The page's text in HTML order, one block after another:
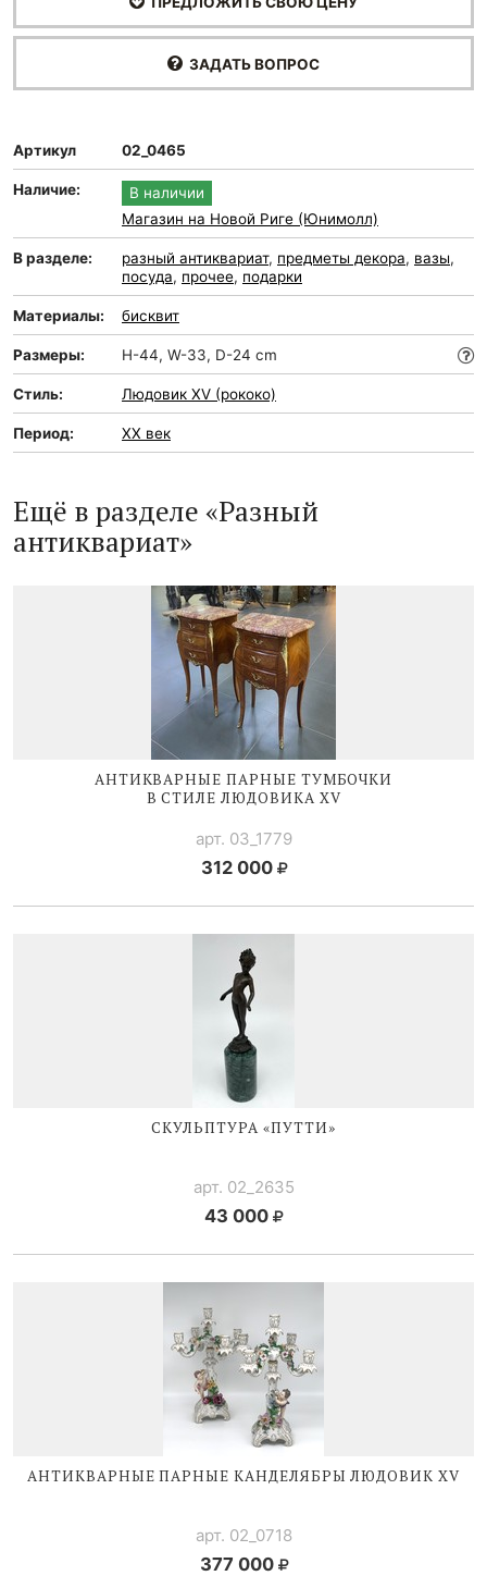
ЗАДАТЬ ВОПРОС
Артикул 02_0465
Наличие:
В наличии
Магазин на Новой Риге (Юнимолл)
В разделе: разный антиквариат, предметы декора, вазы,
посуда, прочее, подарки
Материалы: бисквит
Размеры: H-44, W-33, D-24 cm
Стиль: Людовик XV (рококо)
Период: XX век
Ещё в разделе «Разный
антиквариат»
АНТИКВАРНЫЕ ПАРНЫЕ ТУМБОЧКИ
В СТИЛЕЛЮДОВИКА XV
арт. 03_1779
312 000
СКУЛЬПТУРА «ПУТТИ»
арт. 02_2635
43 000
АНТИКВАРНЫЕ ПАРНЫЕ КАНДЕЛЯБРЫЛЮДОВИК XV
арт. 02_0718
377 000